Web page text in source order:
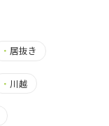
・居抜き
・ 川越